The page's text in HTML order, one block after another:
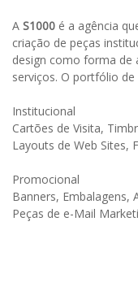
A S1000 é a agência
criação de peças
design como forma de
serviços. O portfólio
Institucional
Cartões de Visita,
Layouts de Web Sites,
Promocional
Banners, Embalagens,
Peças de e-Mail